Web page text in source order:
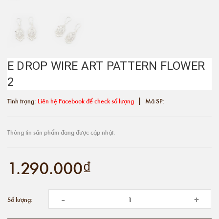
E DROP WIRE ART PATTERN FLOWER
2
Tình trạng: Liên hệ Facebook để check số lượng | Mã SP:
Thông tin sản phẩm đang được cập nhật.
1.290.000₫
Số lượng: - +